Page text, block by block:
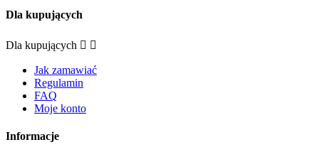
Dla kupujących
Dla kupujących  
Jak zamawiać
Regulamin
FAQ
Moje konto
Informacje